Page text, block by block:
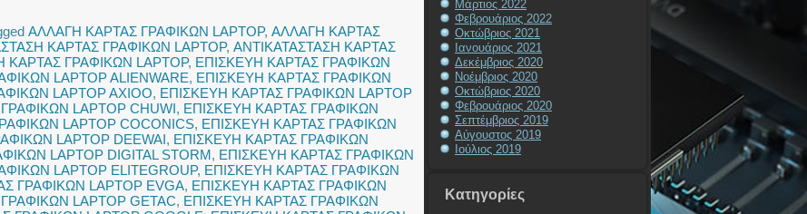
ΑΛΛΑΓΗ ΚΑΡΤΑΣ ΓΡΑΦΙΚΩΝ LAPTOP, ΑΛΛΑΓΗ ΚΑΡΤΑΣ
ΚΑΡΤΑΣ ΓΡΑΦΙΚΩΝ LAPTOP, ΑΝΤΙΚΑΤΑΣΤΑΣΗ ΚΑΡΤΑΣ
ΚΑΡΤΑΣ ΓΡΑΦΙΚΩΝ LAPTOP, ΕΠΙΣΚΕΥΗ ΚΑΡΤΑΣ ΓΡΑΦΙΚΩΝ
LAPTOP ALIENWARE, ΕΠΙΣΚΕΥΗ ΚΑΡΤΑΣ ΓΡΑΦΙΚΩΝ
LAPTOP AXIOO, ΕΠΙΣΚΕΥΗ ΚΑΡΤΑΣ ΓΡΑΦΙΚΩΝ LAPTOP
LAPTOP CHUWI, ΕΠΙΣΚΕΥΗ ΚΑΡΤΑΣ ΓΡΑΦΙΚΩΝ
LAPTOP COCONICS, ΕΠΙΣΚΕΥΗ ΚΑΡΤΑΣ ΓΡΑΦΙΚΩΝ
LAPTOP DEEWAI, ΕΠΙΣΚΕΥΗ ΚΑΡΤΑΣ ΓΡΑΦΙΚΩΝ
LAPTOP DIGITAL STORM, ΕΠΙΣΚΕΥΗ ΚΑΡΤΑΣ ΓΡΑΦΙΚΩΝ
LAPTOP ELITEGROUP, ΕΠΙΣΚΕΥΗ ΚΑΡΤΑΣ ΓΡΑΦΙΚΩΝ
ΓΡΑΦΙΚΩΝ LAPTOP EVGA, ΕΠΙΣΚΕΥΗ ΚΑΡΤΑΣ ΓΡΑΦΙΚΩΝ
LAPTOP GETAC, ΕΠΙΣΚΕΥΗ ΚΑΡΤΑΣ ΓΡΑΦΙΚΩΝ
Μάρτιος 2022
Φεβρουάριος 2022
Οκτώβριος 2021
Ιανουάριος 2021
Δεκέμβριος 2020
Νοέμβριος 2020
Οκτώβριος 2020
Φεβρουάριος 2020
Σεπτέμβριος 2019
Αύγουστος 2019
Ιούλιος 2019
Kατηγορίες